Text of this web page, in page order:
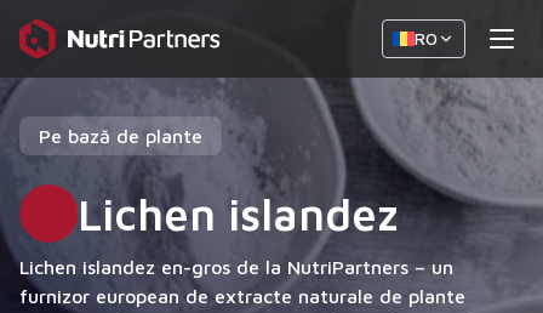
RO
Pe bază de plante
Lichen islandez
Lichen islandez en-gros de la NutriPartners – un
furnizor european de extracte naturale de plante